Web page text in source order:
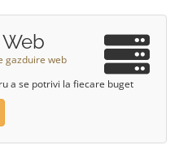
gazduire web
a se potrivi la fiecare buget